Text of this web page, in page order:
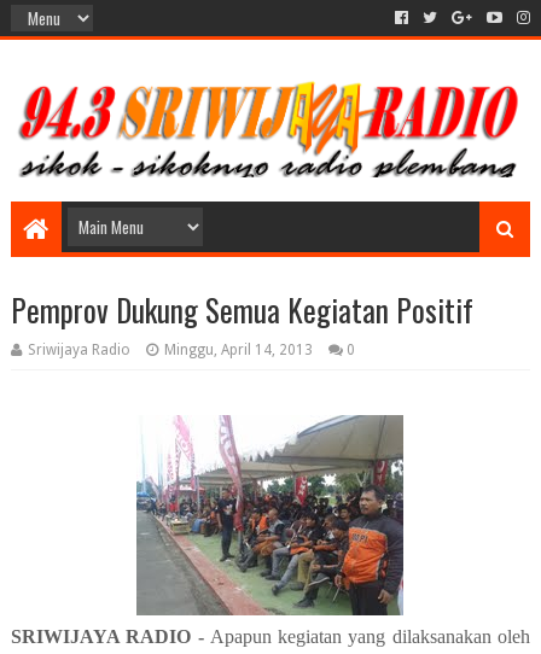
Pemprov Dukung Semua Kegiatan Positif
Sriwijaya Radio Minggu, April 14, 2013 0
SRIWIJAYA RADIO - Apapun kegiatan yang dilaksanakan oleh